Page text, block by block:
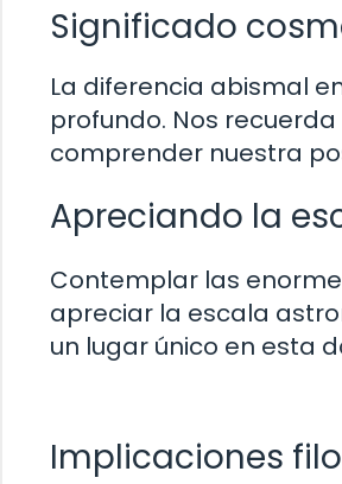
Significado
La diferencia abismal
profundo. Nos
comprender nuestra
Apreciando la
Contemplar las
apreciar la escala
un lugar único en esta
Implicaciones